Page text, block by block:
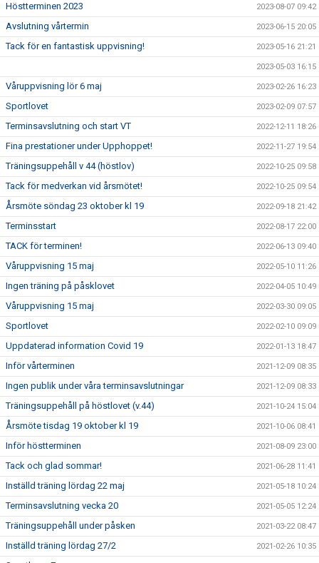
Höstterminen 2023 2023-08-07 09:42
Avslutning vårtermin 2023-06-15 20:05
Tack för en fantastisk uppvisning! 2023-05-16 21:21
2023-05-03 16:15
Våruppvisning lör 6 maj 2023-02-26 16:23
Sportlovet 2023-02-09 07:57
Terminsavslutning och start VT 2022-12-11 18:26
Fina prestationer under Upphoppet! 2022-11-27 19:54
Träningsuppehåll v 44 (höstlov) 2022-10-25 09:58
Tack för medverkan vid årsmötet! 2022-10-25 09:54
Årsmöte söndag 23 oktober kl 19 2022-09-18 21:42
Terminsstart 2022-08-17 22:00
TACK för terminen! 2022-06-13 09:40
Våruppvisning 15 maj 2022-05-10 11:26
Ingen träning på påsklovet 2022-04-05 10:49
Våruppvisning 15 maj 2022-03-30 09:05
Sportlovet 2022-02-10 09:09
Uppdaterad information Covid 19 2022-01-13 18:47
Inför vårterminen 2021-12-09 08:35
Ingen publik under våra terminsavslutningar 2021-12-09 08:33
Träningsuppehåll på höstlovet (v.44) 2021-10-24 15:04
Årsmöte tisdag 19 oktober kl 19 2021-10-06 08:41
Inför höstterminen 2021-08-09 23:00
Tack och glad sommar! 2021-06-28 11:41
Inställd träning lördag 22 maj 2021-05-18 10:24
Terminsavslutning vecka 20 2021-05-05 12:24
Träningsuppehåll under påsken 2021-03-22 08:47
Inställd träning lördag 27/2 2021-02-26 10:35